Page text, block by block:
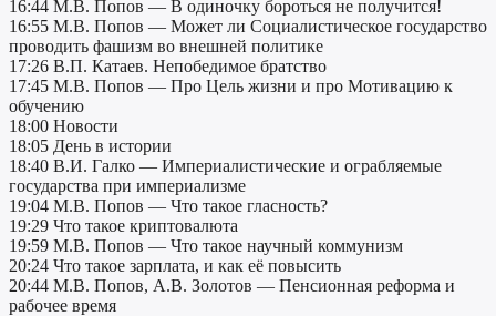
16:44 М.В. Попов — В одиночку бороться не получится!
16:55 М.В. Попов — Может ли Социалистическое государство
проводить фашизм во внешней политике
17:26 В.П. Катаев. Непобедимое братство
17:45 М.В. Попов — Про Цель жизни и про Мотивацию к
обучению
18:00 Новости
18:05 День в истории
18:40 В.И. Галко — Империалистические и ограбляемые
государства при империализме
19:04 М.В. Попов — Что такое гласность?
19:29 Что такое криптовалюта
19:59 М.В. Попов — Что такое научный коммунизм
20:24 Что такое зарплата, и как её повысить
20:44 М.В. Попов, А.В. Золотов — Пенсионная реформа и
рабочее время